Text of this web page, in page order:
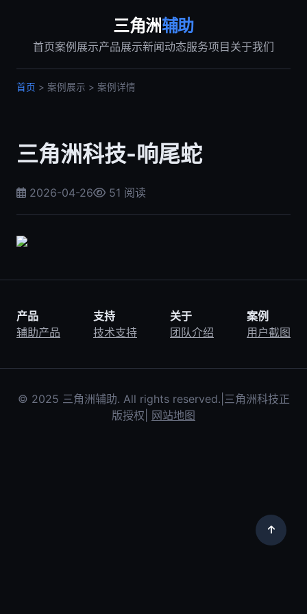
三角洲辅助
首页案例展示产品展示新闻动态服务项目 关于我们
首页 > 案例展示 > 案例详情
三角洲科技-响尾蛇
2026-04-26 51 阅读
产品
辅助产品
支持
技术支持
关于
团队介绍
案例
用户截图
© 2025 三角洲辅助. All rights reserved.|三角洲科技正
版授权| 网站地图